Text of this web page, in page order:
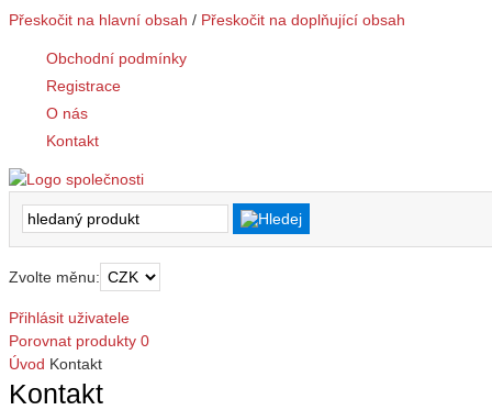
Přeskočit na hlavní obsah / Přeskočit na doplňující obsah
Obchodní podmínky
Registrace
O nás
Kontakt
Zvolte měnu:
Přihlásit uživatele
Porovnat produkty 0
Úvod Kontakt
Kontakt